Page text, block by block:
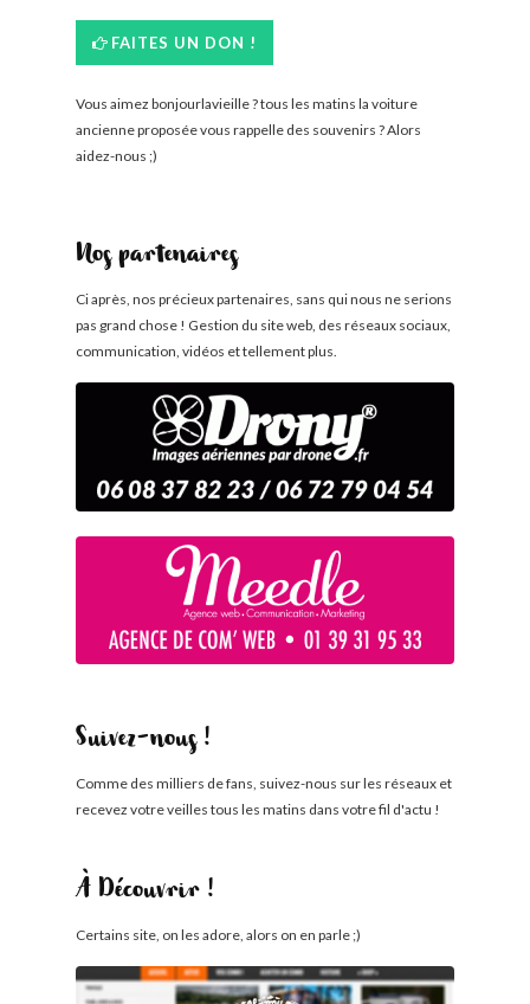
FAITES UN DON !
Vous aimez bonjourlavieille ? tous les matins la voiture
ancienne proposée vous rappelle des souvenirs ? Alors
aidez-nous ;)
Nos partenaires
Ci après, nos précieux partenaires, sans qui nous ne serions
pas grand chose ! Gestion du site web, des réseaux sociaux,
communication, vidéos et tellement plus.
Suivez-nous !
Comme des milliers de fans, suivez-nous sur les réseaux et
recevez votre veilles tous les matins dans votre fil d'actu !
À Découvrir !
Certains site, on les adore, alors on en parle ;)